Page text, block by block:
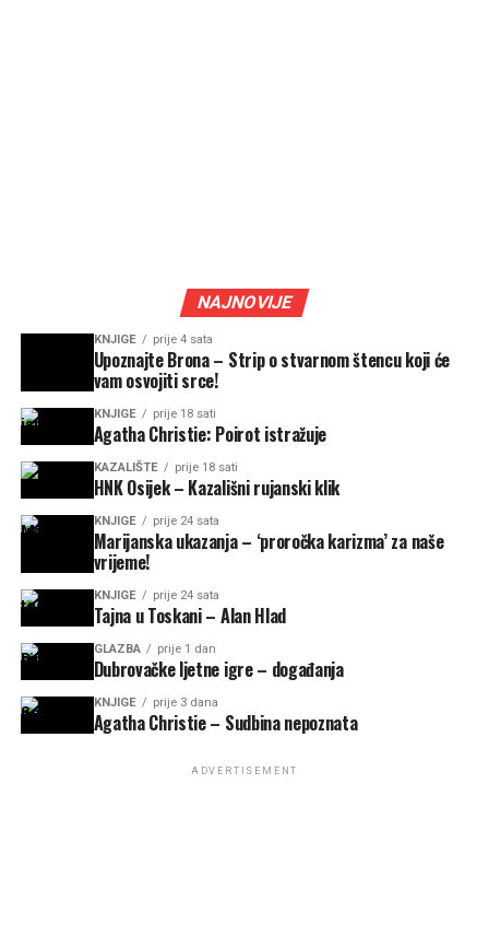
NAJNOVIJE
KNJIGE prije 4 sata
Upoznajte Brona – Strip o stvarnom štencu koji će
vam osvojiti srce!
KNJIGE prije 18 sati
Agatha Christie: Poirot istražuje
KAZALIŠTE prije 18 sati
HNK Osijek – Kazališni rujanski klik
KNJIGE prije 24 sata
Marijanska ukazanja – ‘proročka karizma’ za naše
vrijeme!
KNJIGE prije 24 sata
Tajna u Toskani – Alan Hlad
GLAZBA prije 1 dan
Dubrovačke ljetne igre – događanja
KNJIGE prije 3 dana
Agatha Christie – Sudbina nepoznata
ADVERTISEMENT